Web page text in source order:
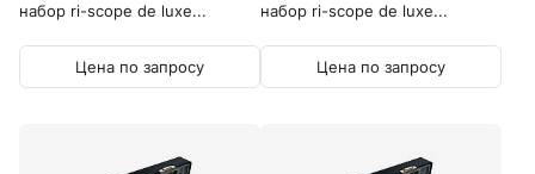
набор ri-scope de luxe...
Цена по запросу
набор ri-scope de luxe...
Цена по запросу